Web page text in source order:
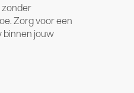
Zorg voor een
jouw